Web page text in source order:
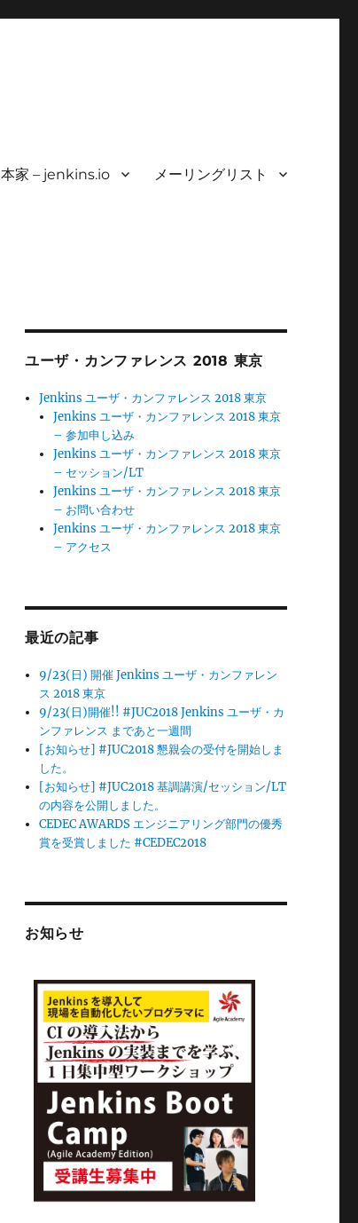
本家 – jenkins.io メーリングリスト
ユーザ・カンファレンス 2018 東京
Jenkins ユーザ・カンファレンス 2018 東京
Jenkins ユーザ・カンファレンス 2018 東京
– 参加申し込み
Jenkins ユーザ・カンファレンス 2018 東京
– セッション/LT
Jenkins ユーザ・カンファレンス 2018 東京
– お問い合わせ
Jenkins ユーザ・カンファレンス 2018 東京
– アクセス
最近の記事
9/23(日) 開催 Jenkins ユーザ・カンファレン
ス 2018 東京
9/23(日)開催!! #JUC2018 Jenkins ユーザ・カ
ンファレンス まであと一週間
[お知らせ] #JUC2018 懇親会の受付を開始しま
した。
[お知らせ] #JUC2018 基調講演/セッション/LT
の内容を公開しました。
CEDEC AWARDS エンジニアリング部門の優秀
賞を受賞しました #CEDEC2018
お知らせ